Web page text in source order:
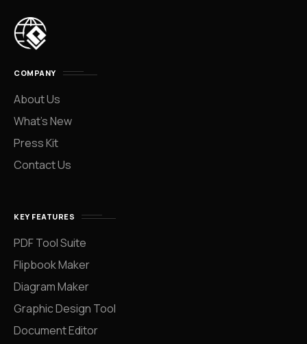
COMPANY
About Us
What’s New
Press Kit
Contact Us
KEY FEATURES
PDF Tool Suite
Flipbook Maker
Diagram Maker
Graphic Design Tool
Document Editor